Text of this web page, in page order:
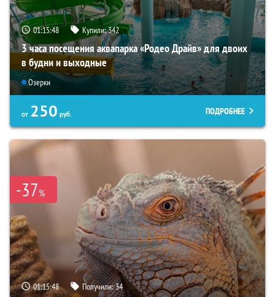
01:15:46 Купили:342
3 часа посещения аквапарка «Родео Драйв» для двоих
в будни и выходные
Озерки
от 250 руб. ПОДРОБНЕЕ
-37%
01:15:46 Получили:34